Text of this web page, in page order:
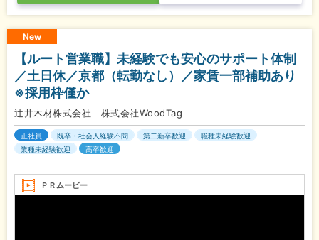
New
【ルート営業職】未経験でも安心のサポート体制
／土日休／京都（転勤なし）／家賃一部補助あり
※採用枠僅か
辻井木材株式会社 株式会社WoodTag
正社員 既卒・社会人経験不問 第二新卒歓迎
職種未経験歓迎
業種未経験歓迎
高卒歓迎
ＰＲムービー